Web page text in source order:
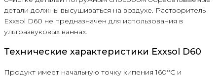
детали должны высушиваться на воздухе. Растворитель
Exxsol D60 не предназначен для использования в
ультразвуковых ваннах.
Технические характеристики Exxsol D60
Продукт имеет начальную точку кипения 160°С и